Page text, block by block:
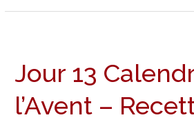
Jour 13
l’Avent –
Calendrier
de
l’Avent